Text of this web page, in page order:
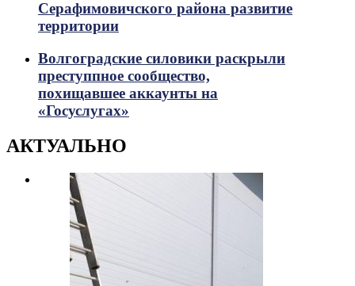
Серафимовичского района развитие
территории
Волгоградские силовики раскрыли
преступпное сообщество,
похищавшее аккаунты на
«Госуслугах»
АКТУАЛЬНО